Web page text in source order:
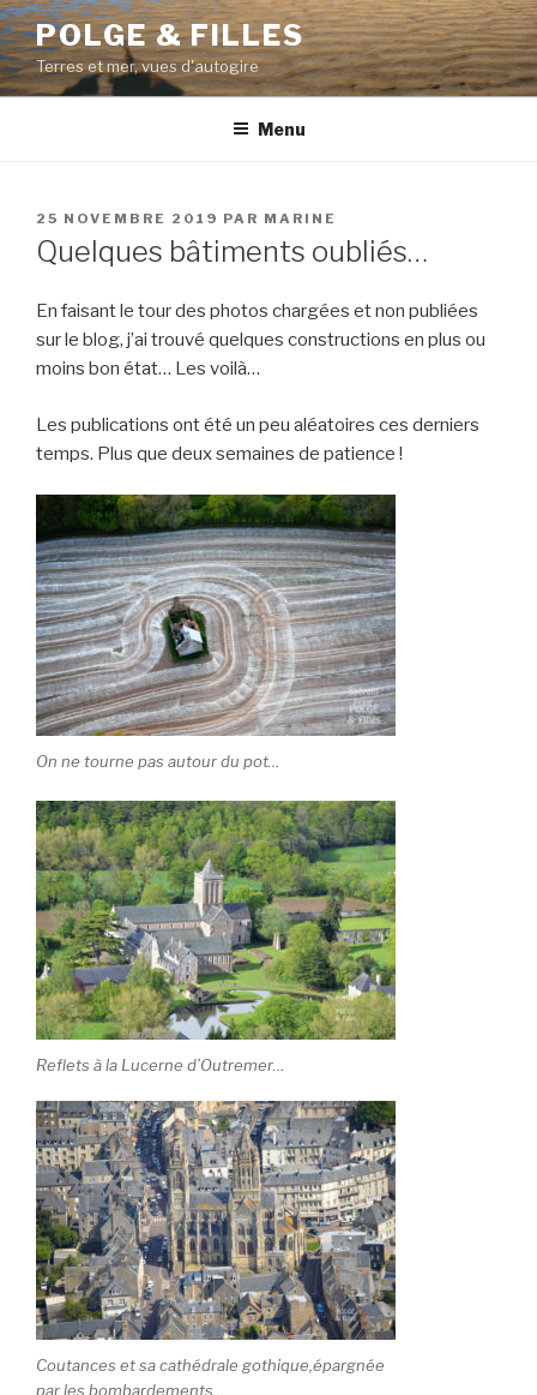
Aller
au
contenu
principal
POLGE & FILLES
Terres et mer, vues d'autogire
Menu
PUBLIÉ
LE
25 NOVEMBRE 2019 PAR MARINE
Quelques bâtiments oubliés…
En faisant le tour des photos chargées et non publiées
sur le blog, j’ai trouvé quelques constructions en plus ou
moins bon état… Les voilà…
Les publications ont été un peu aléatoires ces derniers
temps. Plus que deux semaines de patience !
On ne tourne pas autour du pot…
Reflets à la Lucerne d’Outremer…
Coutances et sa cathédrale gothique,épargnée
par les bombardements…